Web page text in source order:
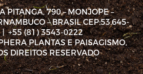
PITANGA, 790 – MONJOPE –
– BRASIL CEP:53.645-
+55 (81) 3543-0222
PLANTAS E PAISAGISMO,
DIREITOS RESERVADO